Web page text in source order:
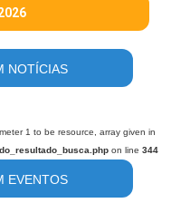
NOTÍCIAS
1 to be resource, array given in
on line 344
EVENTOS